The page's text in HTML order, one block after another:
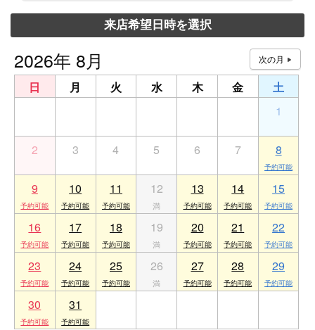
来店希望日時を選択
2026年 8月
日 月 火 水 木 金
土
1
2 3 4 5 6 7 8
9 10 11 12 13 14 15
16 17 18 19 20 21 22
23 24 25 26 27 28 29
30 31